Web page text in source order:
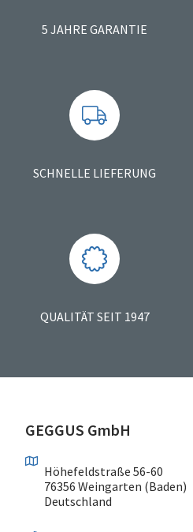
5 JAHRE GARANTIE
SCHNELLE LIEFERUNG
QUALITÄT SEIT 1947
GEGGUS GmbH
Höhefeldstraße 56-60
76356 Weingarten (Baden)
Deutschland